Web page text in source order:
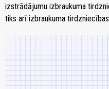
izstrādājumu izbraukuma
tiks arī izbraukuma